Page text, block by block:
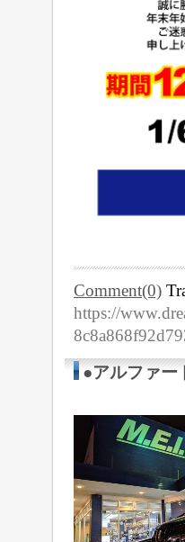
Comment(0)
https://
●アルファー